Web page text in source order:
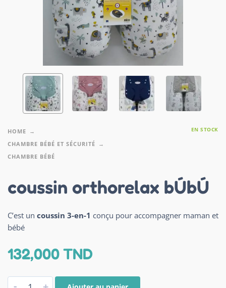
HOME
CHAMBRE BÉBÉ ET SÉCURITÉ
CHAMBRE BÉBÉ
EN STOCK
coussin orthorelax bÚbÚ
C’est un coussin 3-en-1 conçu pour accompagner maman et
bébé
132,000TND